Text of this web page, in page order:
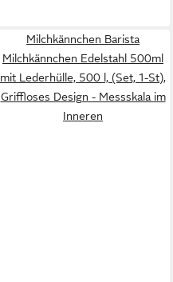
Milchkännchen Barista
Milchkännchen Edelstahl 500ml
mit Lederhülle, 500 l, (Set, 1-St),
Griffloses Design - Messskala im
Inneren